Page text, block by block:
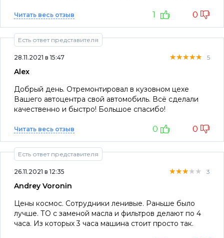
Приятно осознавать что ребята подходят к работе
качественно. На ТО уже не первый раз и каждое ТО
не перестаю удивляться, что качество обслуживание
не меняется. Доверяйте свой автомобиль
профессионалам!
Читать весь отзыв 1 0
Есть ответ представителя
28.11.2021 в 15:47 ★★★★★
★★★★★
★★★★★ 5
Alex
Добрый день. Отремонтировал в кузовном цехе
Вашего автоцентра свой автомобиль. Всё сделали
качественно и быстро! Большое спасибо!
Читать весь отзыв 0 0
Есть ответ представителя
26.11.2021 в 12:35 ★★★★★
★★★★★
★★★★★ 3
Andrey Voronin
Цены космос. Сотрудники ленивые. Раньше было
лучше. ТО с заменой масла и фильтров делают по 4
часа. Из которых 3 часа машина стоит просто так.